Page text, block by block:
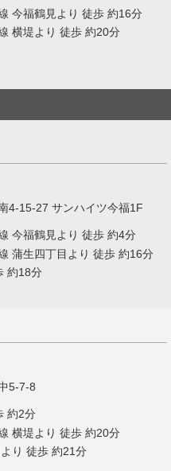
今福鶴見より 徒歩 約16分
横堤より 徒歩 約20分
4-15-27 サンハイツ今福1F
今福鶴見より 徒歩 約4分
蒲生四丁目より 徒歩 約16分
約18分
5-7-8
約2分
横堤より 徒歩 約20分
り 徒歩 約21分